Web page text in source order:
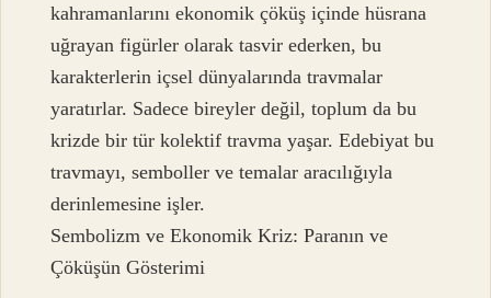
kahramanlarını ekonomik çöküş içinde hüsrana
uğrayan figürler olarak tasvir ederken, bu
karakterlerin içsel dünyalarında travmalar
yaratırlar. Sadece bireyler değil, toplum da bu
krizde bir tür kolektif travma yaşar. Edebiyat bu
travmayı, semboller ve temalar aracılığıyla
derinlemesine işler.
Sembolizm ve Ekonomik Kriz: Paranın ve
Çöküşün Gösterimi